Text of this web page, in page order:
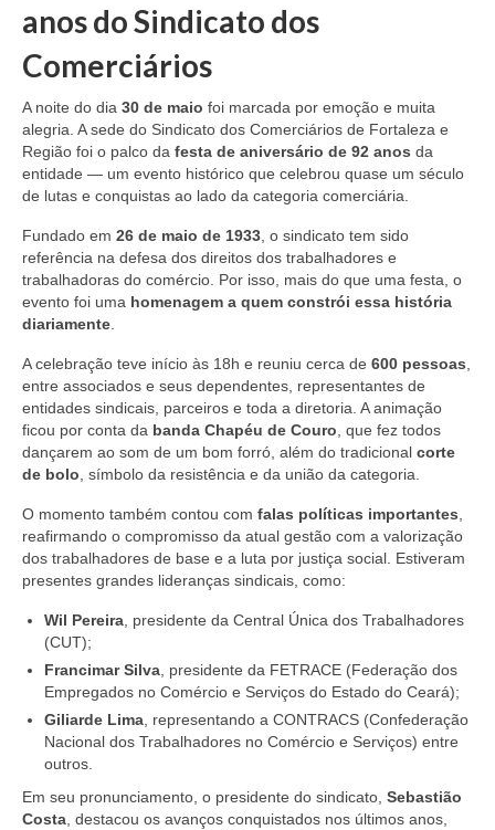
anos do Sindicato dos
Comerciários
A noite do dia 30 de maio foi marcada por emoção e muita
alegria. A sede do Sindicato dos Comerciários de Fortaleza e
Região foi o palco da festa de aniversário de 92 anos da
entidade — um evento histórico que celebrou quase um século
de lutas e conquistas ao lado da categoria comerciária.
Fundado em 26 de maio de 1933 , o sindicato tem sido
referência na defesa dos direitos dos trabalhadores e
trabalhadoras do comércio. Por isso, mais do que uma festa, o
evento foi uma homenagem a quem constrói essa história
diariamente
A celebração teve início às 18h e reuniu cerca de 600 pessoas
entre associados e seus dependentes, representantes de
entidades sindicais, parceiros e toda a diretoria. A animação
ficou por conta da banda Chapéu de Couro , que fez todos
dançarem ao som de um bom forró, além do tradicional corte
de bolo , símbolo da resistência e da união da categoria.
O momento também contou com falas políticas importantes
reafirmando o compromisso da atual gestão com a valorização
dos trabalhadores de base e a luta por justiça social. Estiveram
presentes grandes lideranças sindicais, como:
Wil Pereira , presidente da Central Única dos Trabalhadores
(CUT);
Francimar Silva , presidente da FETRACE (Federação dos
Empregados no Comércio e Serviços do Estado do Ceará);
Giliarde Lima , representando a CONTRACS (Confederação
Nacional dos Trabalhadores no Comércio e Serviços) entre
outros.
Em seu pronunciamento, o presidente do sindicato, Sebastião
Costa , destacou os avanços conquistados nos últimos anos,